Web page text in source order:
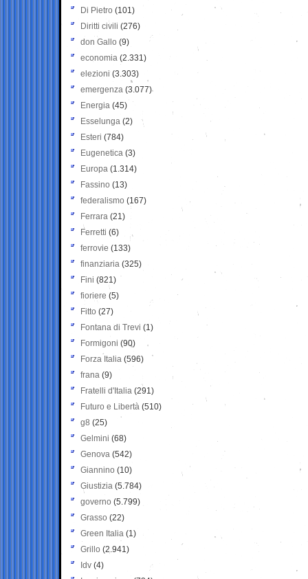
Di Pietro (101)
Diritti civili (276)
don Gallo (9)
economia (2.331)
elezioni (3.303)
emergenza (3.077)
Energia (45)
Esselunga (2)
Esteri (784)
Eugenetica (3)
Europa (1.314)
Fassino (13)
federalismo (167)
Ferrara (21)
Ferretti (6)
ferrovie (133)
finanziaria (325)
Fini (821)
fioriere (5)
Fitto (27)
Fontana di Trevi (1)
Formigoni (90)
Forza Italia (596)
frana (9)
Fratelli d'Italia (291)
Futuro e Libertà (510)
g8 (25)
Gelmini (68)
Genova (542)
Giannino (10)
Giustizia (5.784)
governo (5.799)
Grasso (22)
Green Italia (1)
Grillo (2.941)
Idv (4)